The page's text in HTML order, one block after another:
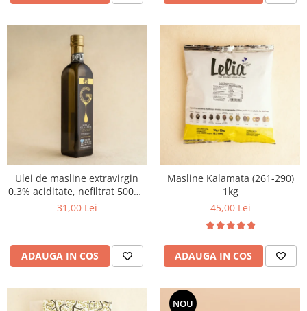
Ulei de masline extravirgin
0.3% aciditate, nefiltrat 500ml
- presat la rece
31,00 Lei
ADAUGA IN COS
Masline Kalamata (261-290)
1kg
45,00 Lei
ADAUGA IN COS
NOU